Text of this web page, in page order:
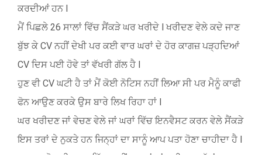
ਕਰਦੀਆਂ ਹਨ l
ਮੈਂ ਪਿਛਲੇ 26 ਸਾਲਾਂ ਵਿੱਚ ਸੈਂਕੜੇ ਘਰ ਖਰੀਦੇ l ਖਰੀਦਣ ਵੇਲੇ ਕਦੇ ਜਾਣ
ਬੁੱਝ ਕੇ CV ਨਹੀਂ ਦੇਖੀ ਪਰ ਕਈ ਵਾਰ ਘਰਾਂ ਦੇ ਹੋਰ ਕਾਗਜ਼ ਪੜ੍ਹਦਿਆਂ
CV ਦਿਸ ਪਈ ਹੋਵੇ ਤਾਂ ਵੱਖਰੀ ਗੱਲ ਹੈ l
ਹੁਣ ਵੀ CV ਘਟੀ ਹੈ ਤਾਂ ਮੈਂ ਕੋਈ ਨੋਟਿਸ ਨਹੀਂ ਲਿਆ ਸੀ ਪਰ ਮੈਨੂੰ ਕਾਫੀ
ਫੋਨ ਆਉਣ ਕਰਕੇ ਉਸ ਬਾਰੇ ਲਿਖ ਰਿਹਾ ਹਾਂ l
ਘਰ ਖਰੀਦਣ ਜਾਂ ਵੇਚਣ ਵੇਲੇ ਜਾਂ ਘਰਾਂ ਵਿੱਚ ਇਨਵੈਸਟ ਕਰਨ ਵੇਲੇ ਸੈਂਕੜੇ
ਇਸ ਤਰਾਂ ਦੇ ਨੁਕਤੇ ਹਨ ਜਿਨ੍ਹਾਂ ਦਾ ਸਾਨੂੰ ਆਪ ਪਤਾ ਹੋਣਾ ਚਾਹੀਦਾ ਹੈ l